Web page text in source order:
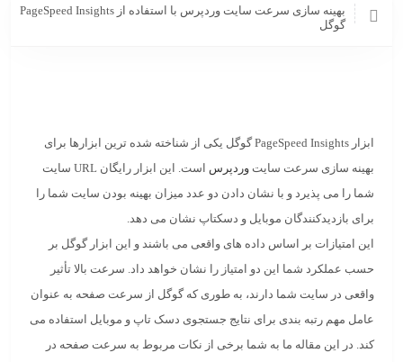
بهینه سازی سرعت سایت وردپرس با استفاده از PageSpeed ​​Insights
گوگل
ابزار PageSpeed ​​Insights گوگل یکی از شناخته شده ترین ابزارها برای
بهینه سازی سرعت سایت وردپرس
است. این ابزار رایگان URL سایت
شما را می پذیرد و با نشان دادن دو عدد میزان بهینه بودن سایت شما را
برای بازدیدکنندگان موبایل و دسکتاپ نشان می دهد.
این امتیازات بر اساس داده های واقعی می باشند و این ابزار گوگل بر
حسب عملکرد شما این دو امتیاز را نشان خواهد داد. سرعت بالا تأثیر
واقعی در سایت شما دارند، به طوری که گوگل از سرعت صفحه به عنوان
عامل مهم رتبه بندی برای نتایج جستجوی دسک تاپ و موبایل استفاده می
کند. در این مقاله ما به شما برخی از نکات مربوط به سرعت صفحه در